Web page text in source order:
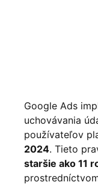
Google Ads
uchovávania
používateľov
2024. Tieto
staršie ako 11